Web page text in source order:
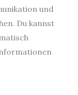
und
Du kannst